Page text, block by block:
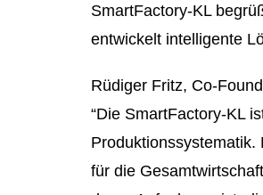
SmartFactory-KL
entwickelt intelligente
Rüdiger Fritz, Co-
“Die SmartFactory-KL
für die